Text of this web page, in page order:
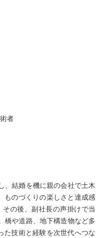
者
、結婚を機に親の会社で土木
ものづくりの楽しさと達成感
の後、副社長の声掛けで当
橋や道路、地下構造物など多
た技術と経験を次世代へつな
機械
キルアップを実感しています。